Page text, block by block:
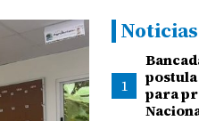
1
para